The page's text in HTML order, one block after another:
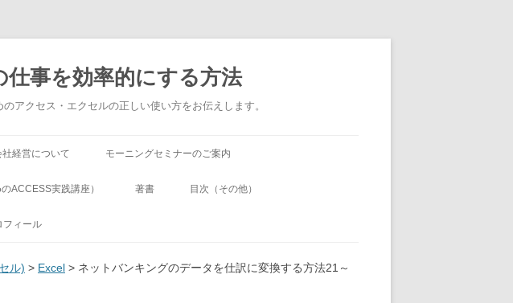
事を効率的にする方法
アクセス・エクセルの正しい使い方をお伝えします。
社経営について モーニングセミナーのご案内
ACCESS実践講座） 著書 目次（その他）
フィール
ル) > Excel > ネットバンキングのデータを仕訳に変換する方法21～